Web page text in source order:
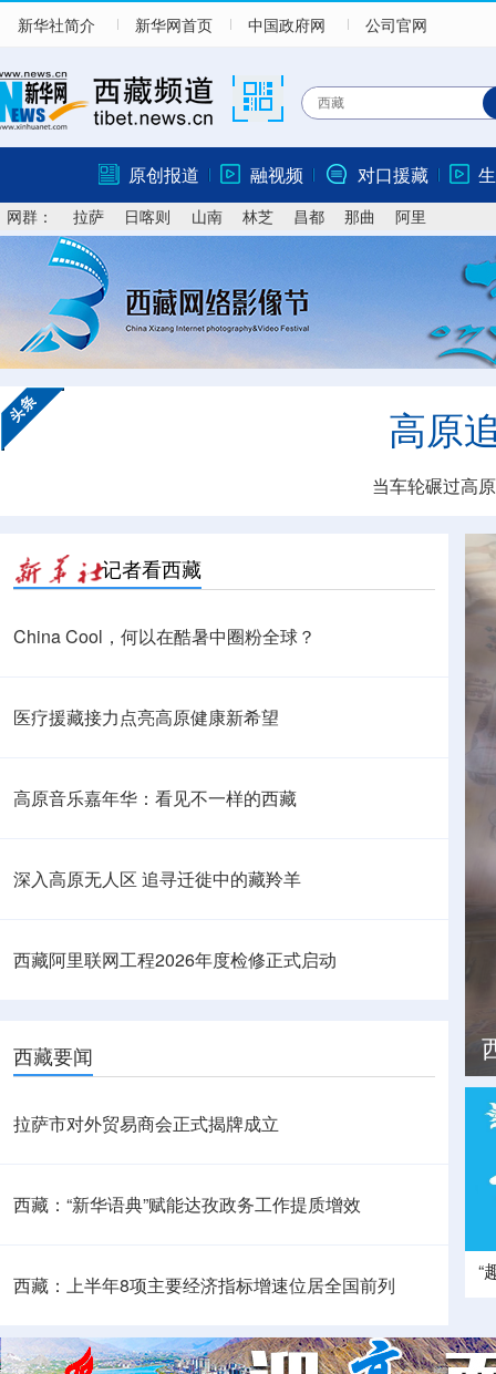
新华社简介 新华网首页 中国政府网 公司官网
原创报道 融视频 对口援藏
网群： 拉萨 日喀则 山南 林芝 昌都 那曲 阿里
高原
当车轮碾过高
记者看西藏
China Cool，何以在酷暑中圈粉全球？
医疗援藏接力点亮高原健康新希望
高原音乐嘉年华：看见不一样的西藏
深入高原无人区 追寻迁徙中的藏羚羊
西藏阿里联网工程2026年度检修正式启动
西藏要闻
拉萨市对外贸易商会正式揭牌成立
西藏：“新华语典”赋能达孜政务工作提质增效
西藏：上半年8项主要经济指标增速位居全国前列
“